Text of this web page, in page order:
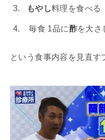
もやし料理を食べる
毎食 1品に酢を大さ
という食事内容を見直す